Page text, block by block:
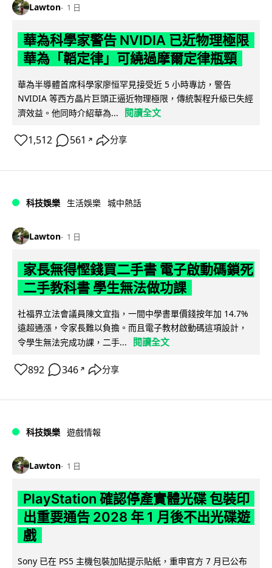
Lawton 1 日
華為科學家警告 NVIDIA 已近物理極限
華為「韜定律」可繞過摩爾定律瓶頸
華為半導體首席科學家廖恒罕見接受近 5 小時專訪，警告
NVIDIA 等西方晶片巨頭正逼近物理極限，傳統製程升級已失經
濟效益。他同時介紹華為...
閱讀全文
1,512 561 ↗ 分享
科技娛樂 生活娛樂 城中熱話
Lawton 1 日
家長無得慳錢買二手書 電子啟動碼鎖死
二手教科書 學生無法做功課
社福界立法會議員陳文宜指，一間中學書單價錢按年加 14.7%
遠超通漲，令家長難以負擔。而且電子教材啟動碼這項設計，
令學生無法完成功課，二手...
閱讀全文
892 346 ↗ 分享
科技娛樂 遊戲情報
Lawton 1 日
PlayStation 確認停產實體光碟 包裝印
出重要通告 2028 年 1 月後不出光碟遊
戲
Sony 已在 PS5 主機包裝加貼提示貼紙，重申官方 7 月已公布